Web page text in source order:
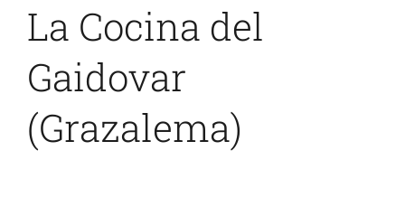
La Cocina del
Gaidovar
(Grazalema)